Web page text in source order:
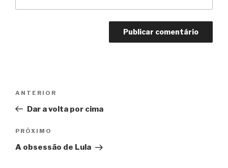
Post
Anterior
ANTERIOR
Dar a volta por cima
Próximo
PRÓXIMO
A obsessão de Lula